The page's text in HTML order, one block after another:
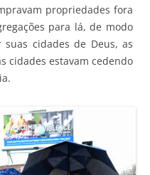
propriedades fora
para lá, de modo
cidades de Deus, as
cidades estavam cedendo